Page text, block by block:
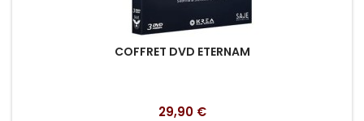
COFFRET DVD ETERNAM
Prix
29,90 €